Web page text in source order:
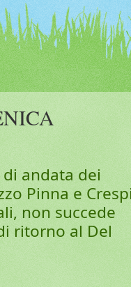
andata dei
Pinna e
non succede
ritorno al Del